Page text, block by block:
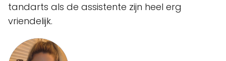
tandarts als de assistente zijn heel erg
vriendelijk.